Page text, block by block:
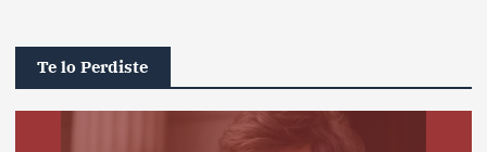
Te lo Perdiste